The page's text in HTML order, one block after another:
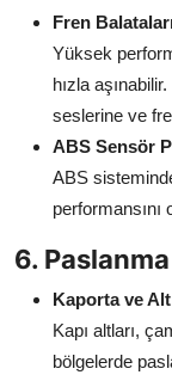
Fren
Yüksek
hızla
seslerine ve
ABS Sensör
ABS
performansını
6.
Kaporta ve
Kapı altları,
bölgelerde